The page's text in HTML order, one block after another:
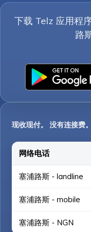
下载 Telz 应用程
路
现收现付。 没有连接费。
网络电话
塞浦路斯 - landline
塞浦路斯 - mobile
塞浦路斯 - NGN